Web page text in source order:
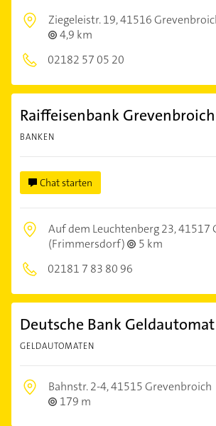
Ziegeleistr. 19,41516
4,9 km
02182 57 05 20
Raiffeisenbank
BANKEN
Chat starten
Auf dem Leuchtenberg 23,41517
(Frimmersdorf)
5 km
02181 7 83 80 96
Deutsche Bank Geldautomat
GELDAUTOMATEN
Bahnstr. 2-4,41515 Grevenbroich
179 m